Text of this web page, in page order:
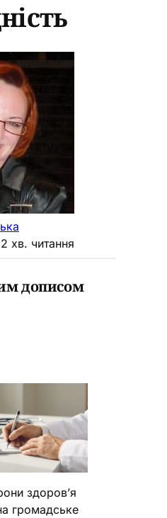
хв. читання
дописом
здоров’я
громадське